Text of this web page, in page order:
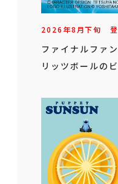
2026年8月下旬 登
ファイナルフ
リッツボールの